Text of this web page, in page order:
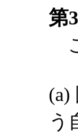
第
(a)
う